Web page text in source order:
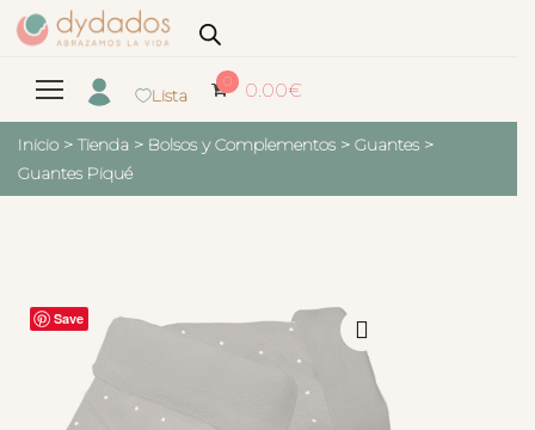
Lista
0 0.00€
Inicio > Tienda > Bolsos y Complementos > Guantes >
Guantes Piqué
Save